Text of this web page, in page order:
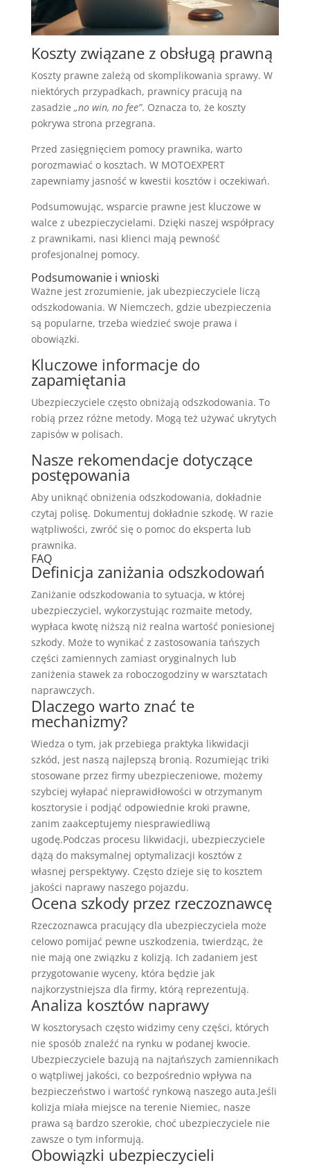
Koszty związane z obsługą prawną
Koszty prawne zależą od skomplikowania sprawy. W
niektórych przypadkach, prawnicy pracują na
zasadzie „no win, no fee”. Oznacza to, że koszty
pokrywa strona przegrana.
Przed zasięgnięciem pomocy prawnika, warto
porozmawiać o kosztach. W MOTOEXPERT
zapewniamy jasność w kwestii kosztów i oczekiwań.
Podsumowując, wsparcie prawne jest kluczowe w
walce z ubezpieczycielami. Dzięki naszej współpracy
z prawnikami, nasi klienci mają pewność
profesjonalnej pomocy.
Podsumowanie i wnioski
Ważne jest zrozumienie, jak ubezpieczyciele liczą
odszkodowania. W Niemczech, gdzie ubezpieczenia
są popularne, trzeba wiedzieć swoje prawa i
obowiązki.
Kluczowe informacje do
zapamiętania
Ubezpieczyciele często obniżają odszkodowania. To
robią przez różne metody. Mogą też używać ukrytych
zapisów w polisach.
Nasze rekomendacje dotyczące
postępowania
Aby uniknąć obniżenia odszkodowania, dokładnie
czytaj polisę. Dokumentuj dokładnie szkodę. W razie
wątpliwości, zwróć się o pomoc do eksperta lub
prawnika.
FAQ
Definicja zaniżania odszkodowań
Zaniżanie odszkodowania to sytuacja, w której
ubezpieczyciel, wykorzystując rozmaite metody,
wypłaca kwotę niższą niż realna wartość poniesionej
szkody. Może to wynikać z zastosowania tańszych
części zamiennych zamiast oryginalnych lub
zaniżenia stawek za roboczogodziny w warsztatach
naprawczych.
Dlaczego warto znać te
mechanizmy?
Wiedza o tym, jak przebiega praktyka likwidacji
szkód, jest naszą najlepszą bronią. Rozumiejąc triki
stosowane przez firmy ubezpieczeniowe, możemy
szybciej wyłapać nieprawidłowości w otrzymanym
kosztorysie i podjąć odpowiednie kroki prawne,
zanim zaakceptujemy niesprawiedliwą
ugodę.Podczas procesu likwidacji, ubezpieczyciele
dążą do maksymalnej optymalizacji kosztów z
własnej perspektywy. Często dzieje się to kosztem
jakości naprawy naszego pojazdu.
Ocena szkody przez rzeczoznawcę
Rzeczoznawca pracujący dla ubezpieczyciela może
celowo pomijać pewne uszkodzenia, twierdząc, że
nie mają one związku z kolizją. Ich zadaniem jest
przygotowanie wyceny, która będzie jak
najkorzystniejsza dla firmy, którą reprezentują.
Analiza kosztów naprawy
W kosztorysach często widzimy ceny części, których
nie sposób znaleźć na rynku w podanej kwocie.
Ubezpieczyciele bazują na najtańszych zamiennikach
o wątpliwej jakości, co bezpośrednio wpływa na
bezpieczeństwo i wartość rynkową naszego auta.Jeśli
kolizja miała miejsce na terenie Niemiec, nasze
prawa są bardzo szerokie, choć ubezpieczyciele nie
zawsze o tym informują.
Obowiązki ubezpieczycieli